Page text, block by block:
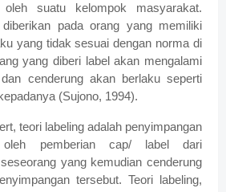
oleh suatu kelompok masyarakat.
diberikan pada orang yang memiliki
yang tidak sesuai dengan norma di
yang diberi label akan mengalami
cenderung akan berlaku seperti
(Sujono, 1994).
teori labeling adalah penyimpangan
oleh pemberian cap/ label dari
yang kemudian cenderung
tersebut. Teori labeling,